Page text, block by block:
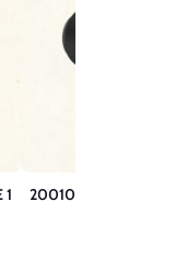
200104-NV-N | Espejo